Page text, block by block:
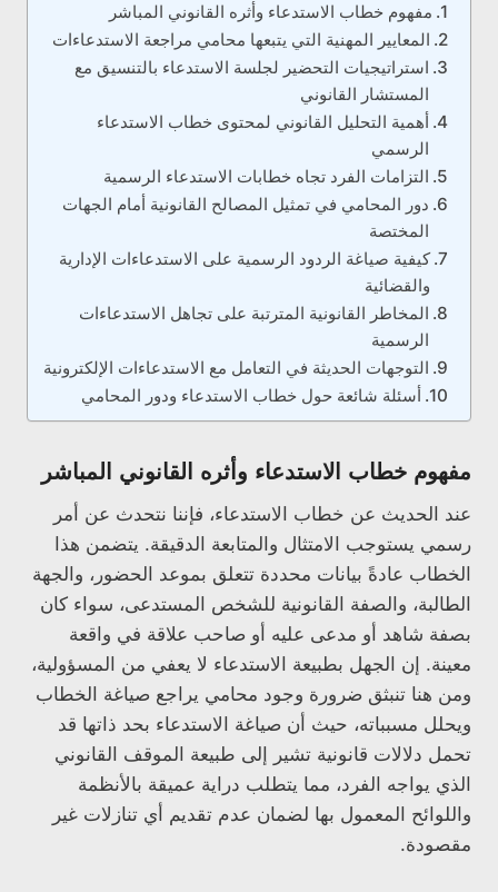
مفهوم خطاب الاستدعاء وأثره القانوني المباشر
المعايير المهنية التي يتبعها محامي مراجعة الاستدعاءات
استراتيجيات التحضير لجلسة الاستدعاء بالتنسيق مع
المستشار القانوني
أهمية التحليل القانوني لمحتوى خطاب الاستدعاء
الرسمي
التزامات الفرد تجاه خطابات الاستدعاء الرسمية
دور المحامي في تمثيل المصالح القانونية أمام الجهات
المختصة
كيفية صياغة الردود الرسمية على الاستدعاءات الإدارية
والقضائية
المخاطر القانونية المترتبة على تجاهل الاستدعاءات
الرسمية
التوجهات الحديثة في التعامل مع الاستدعاءات الإلكترونية
أسئلة شائعة حول خطاب الاستدعاء ودور المحامي
مفهوم خطاب الاستدعاء وأثره القانوني المباشر
عند الحديث عن خطاب الاستدعاء، فإننا نتحدث عن أمر
رسمي يستوجب الامتثال والمتابعة الدقيقة. يتضمن هذا
الخطاب عادةً بيانات محددة تتعلق بموعد الحضور، والجهة
الطالبة، والصفة القانونية للشخص المستدعى، سواء كان
بصفة شاهد أو مدعى عليه أو صاحب علاقة في واقعة
معينة. إن الجهل بطبيعة الاستدعاء لا يعفي من المسؤولية،
ومن هنا تنبثق ضرورة وجود محامي يراجع صياغة الخطاب
ويحلل مسبباته، حيث أن صياغة الاستدعاء بحد ذاتها قد
تحمل دلالات قانونية تشير إلى طبيعة الموقف القانوني
الذي يواجه الفرد، مما يتطلب دراية عميقة بالأنظمة
واللوائح المعمول بها لضمان عدم تقديم أي تنازلات غير
مقصودة.